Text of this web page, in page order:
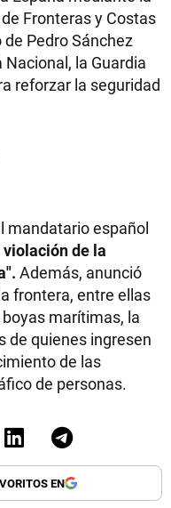
Fronteras y Costas
Pedro Sánchez
la Guardia
reforzar la seguridad
mandatario español
violación de la
Además, anunció
frontera, entre ellas
marítimas, la
de quienes ingresen
de las
de personas.
EN